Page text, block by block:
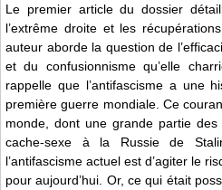
Le premier article du dossier
l’extrême droite et les
auteur aborde la question de
et du confusionnisme qu’elle
rappelle que l’antifascisme a une
première guerre mondiale. Ce
monde, dont une grande partie
cache-sexe à la Russie de
l’antifascisme actuel est d’agiter le
pour aujourd’hui. Or, ce qui était